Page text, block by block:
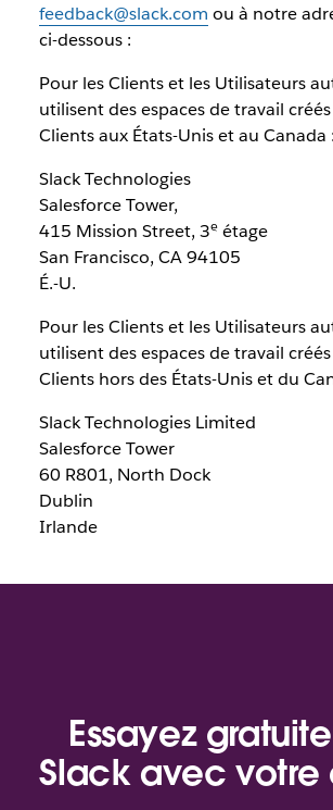
feedback@slack.com ou à notre
ci-dessous :
Pour les Clients et les Utilisateurs
utilisent des espaces de travail
Clients aux États-Unis et au Canada :
Slack Technologies
Salesforce Tower,
415 Mission Street, 3eétage
San Francisco, CA 94105
É.-U.
Pour les Clients et les Utilisateurs
utilisent des espaces de travail
Clients hors des États-Unis et du
Slack Technologies Limited
Salesforce Tower
60 R801, North Dock
Dublin
Irlande
Essayez
Slack avec votre